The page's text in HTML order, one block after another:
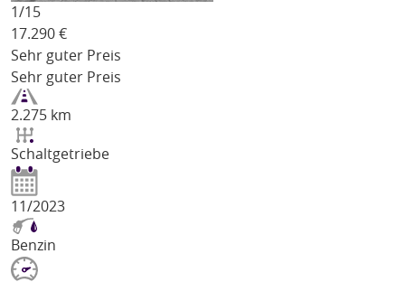
1/15
17.290 €
Sehr guter Preis
Sehr guter Preis
2.275 km
Schaltgetriebe
11/2023
Benzin